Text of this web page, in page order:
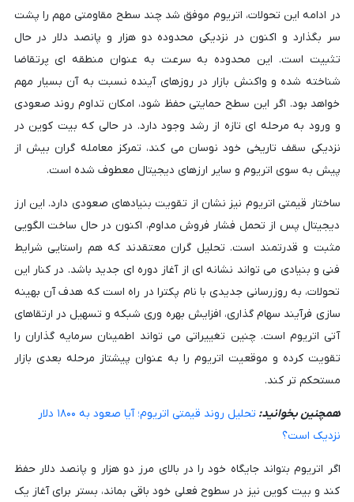
در ادامه این تحولات، اتریوم موفق شد چند سطح مقاومتی مهم را پشت
سر بگذارد و اکنون در نزدیکی محدوده دو هزار و پانصد دلار در حال
تثبیت است. این محدوده به سرعت به عنوان منطقه ای پرتقاضا
شناخته شده و واکنش بازار در روزهای آینده نسبت به آن بسیار مهم
خواهد بود. اگر این سطح حمایتی حفظ شود، امکان تداوم روند صعودی
و ورود به مرحله ای تازه از رشد وجود دارد. در حالی که بیت کوین در
نزدیکی سقف تاریخی خود نوسان می کند، تمرکز معامله گران بیش از
پیش به سوی اتریوم و سایر ارزهای دیجیتال معطوف شده است.
ساختار قیمتی اتریوم نیز نشان از تقویت بنیادهای صعودی دارد. این ارز
دیجیتال پس از تحمل فشار فروش مداوم، اکنون در حال ساخت الگویی
مثبت و قدرتمند است. تحلیل گران معتقدند که هم راستایی شرایط
فنی و بنیادی می تواند نشانه ای از آغاز دوره ای جدید باشد. در کنار این
تحولات، به روزرسانی جدیدی با نام پکترا در راه است که هدف آن بهینه
سازی فرآیند سهام گذاری، افزایش بهره وری شبکه و تسهیل در ارتقاهای
آتی اتریوم است. چنین تغییراتی می تواند اطمینان سرمایه گذاران را
تقویت کرده و موقعیت اتریوم را به عنوان پیشتاز مرحله بعدی بازار
مستحکم تر کند.
همچنین بخوانید:
تحلیل روند قیمتی اتریوم؛ آیا صعود به ۱۸۰۰ دلار
نزدیک است؟
اگر اتریوم بتواند جایگاه خود را در بالای مرز دو هزار و پانصد دلار حفظ
کند و بیت کوین نیز در سطوح فعلی خود باقی بماند، بستر برای آغاز یک